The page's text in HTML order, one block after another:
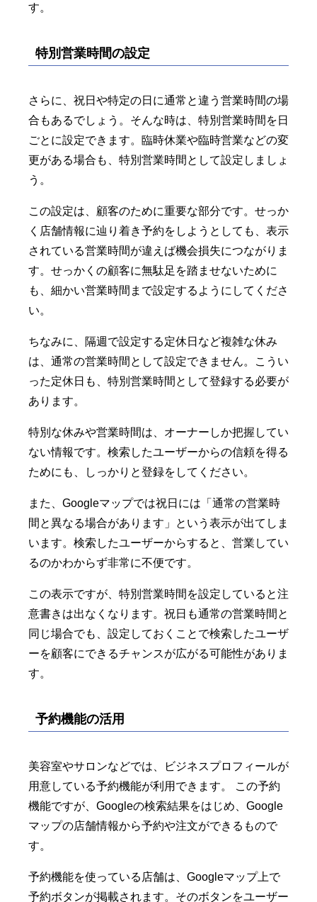
す。
特別営業時間の設定
さらに、祝日や特定の日に通常と違う営業時間の場
合もあるでしょう。そんな時は、特別営業時間を日
ごとに設定できます。臨時休業や臨時営業などの変
更がある場合も、特別営業時間として設定しましょ
う。
この設定は、顧客のために重要な部分です。せっか
く店舗情報に辿り着き予約をしようとしても、表示
されている営業時間が違えば機会損失につながりま
す。せっかくの顧客に無駄足を踏ませないために
も、細かい営業時間まで設定するようにしてくださ
い。
ちなみに、隔週で設定する定休日など複雑な休み
は、通常の営業時間として設定できません。こうい
った定休日も、特別営業時間として登録する必要が
あります。
特別な休みや営業時間は、オーナーしか把握してい
ない情報です。検索したユーザーからの信頼を得る
ためにも、しっかりと登録をしてください。
また、Googleマップでは祝日には「通常の営業時
間と異なる場合があります」という表示が出てしま
います。検索したユーザーからすると、営業してい
るのかわからず非常に不便です。
この表示ですが、特別営業時間を設定していると注
意書きは出なくなります。祝日も通常の営業時間と
同じ場合でも、設定しておくことで検索したユーザ
ーを顧客にできるチャンスが広がる可能性がありま
す。
予約機能の活用
美容室やサロンなどでは、ビジネスプロフィールが
用意している予約機能が利用できます。 この予約
機能ですが、Googleの検索結果をはじめ、Google
マップの店舗情報から予約や注文ができるもので
す。
予約機能を使っている店舗は、Googleマップ上で
予約ボタンが掲載されます。そのボタンをユーザー